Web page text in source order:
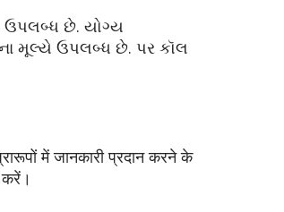
ઉપલબ્ધ છે. યોગ્ય
મૂલ્યે ઉપલબ્ધ છે. પર કૉલ
में जानकारी प्रदान करने के